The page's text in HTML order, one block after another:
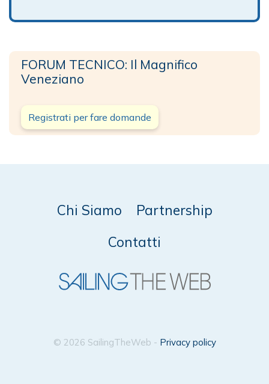
FORUM TECNICO: Il Magnifico
Veneziano
Registrati per fare domande
Chi Siamo
Partnership
Contatti
© 2026 SailingTheWeb - Privacy policy